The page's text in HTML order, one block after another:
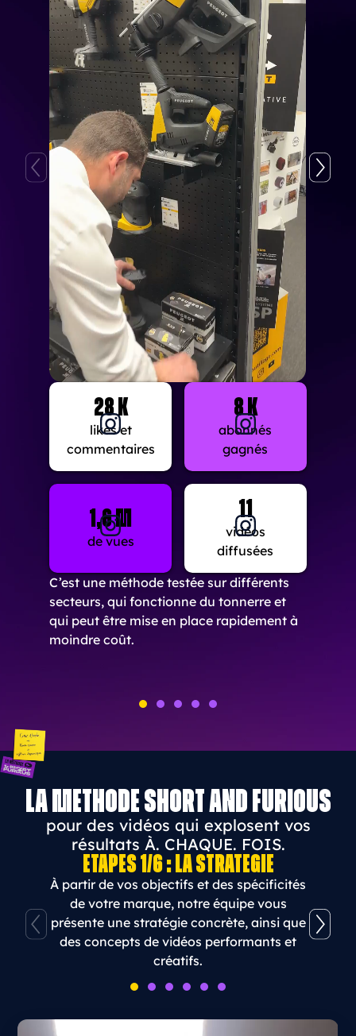
28 k
likes et
commentaires
8 k
abonnés
gagnés
1,6 m
de vues
11
vidéos
diffusées
C’est une méthode testée sur différents
secteurs, qui fonctionne du tonnerre et
qui peut être mise en place rapidement à
moindre coût.
La méthode Short and Furious
pour des vidéos qui explosent vos
résultats À. CHAQUE. FOIS.
Étapes 1/6 : La stratégie
À partir de vos objectifs et des spécificités
de votre marque, notre équipe vous
présente une stratégie concrète, ainsi que
des concepts de vidéos performants et
créatifs.